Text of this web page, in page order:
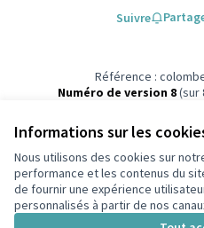
Informations sur les
Nous utilisons des cookies sur
performance et les contenus du
de fournir une expérience
personnalisés à partir de nos
Suivre
Référence :
Numéro de version 8(sur
Conditions d'utilisation
Paramètres des cookies
participons.colombes.fr sur
(Lien externe)